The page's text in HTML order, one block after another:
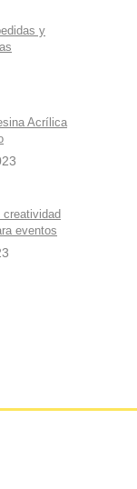
y
Acrílica
eventos